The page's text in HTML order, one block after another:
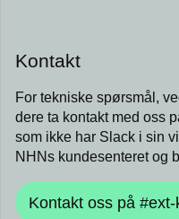
Kontakt
For tekniske spørsmål,
dere ta kontakt med oss
som ikke har Slack i sin
NHNs kundesenteret og
Kontakt oss på #ext-